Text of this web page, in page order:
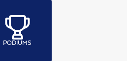
PODIUMS